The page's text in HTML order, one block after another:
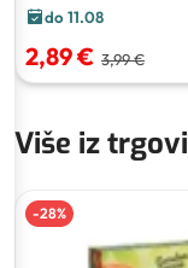
do 11.08
2,89 € 3,99 €
Više iz
-28%